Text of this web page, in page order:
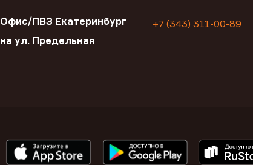
Офис/ПВЗ Екатеринбург
на ул. Предельная
+7 (343) 311-00-89